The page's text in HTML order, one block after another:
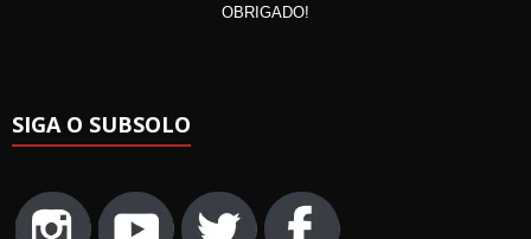
OBRIGADO!
SIGA O SUBSOLO